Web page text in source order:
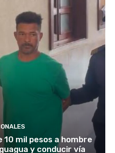
10 mil pesos a hombre
y conducir vía